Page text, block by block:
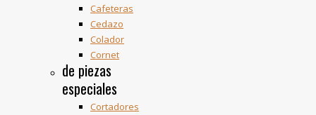
Cafeteras
Cedazo
Colador
Cornet
de piezas
especiales
Cortadores